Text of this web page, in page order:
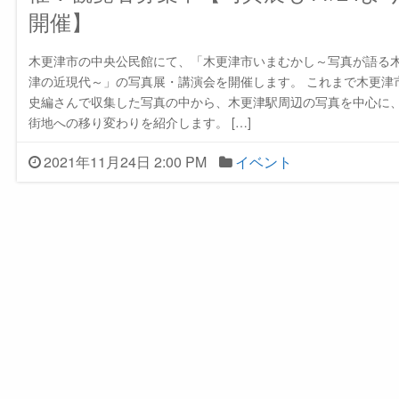
開催】
木更津市の中央公民館にて、「木更津市いまむかし～写真が語る
津の近現代～」の写真展・講演会を開催します。 これまで木更津
史編さんで収集した写真の中から、木更津駅周辺の写真を中心に
街地への移り変わりを紹介します。 […]
2021年11月24日 2:00 PM イベント